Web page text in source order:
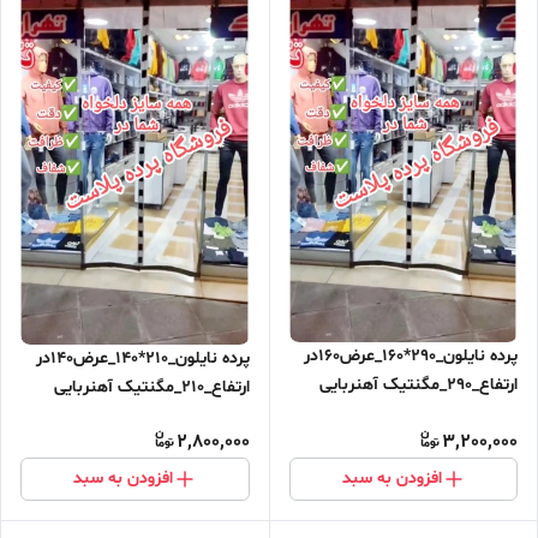
پرده نایلون_290*160_عرض160در
ارتفاع_290_مگنتیک آهنربایی
3,200,000
افزودن به سبد
پرده نایلون_210*140_عرض140در
ارتفاع_210_مگنتیک آهنربایی
2,800,000
افزودن به سبد